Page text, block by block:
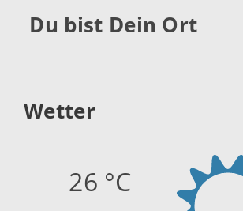
Du bist Dein Ort
Wetter
26 °C